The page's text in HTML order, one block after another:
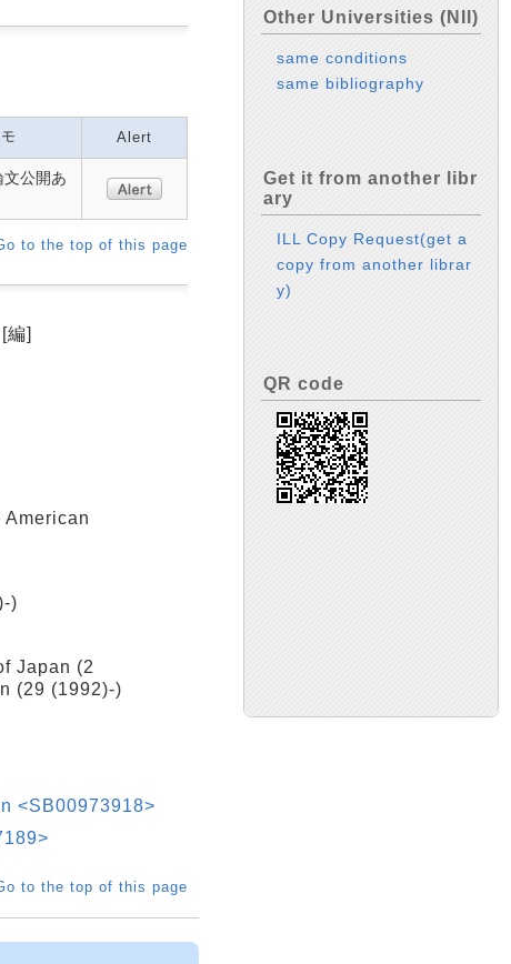
Alert
文公開あ
to the top of this page
編]
)
Japan (2
(29 (1992)-)
<SB00973918>
to the top of this page
Other Universities (NII)
same conditions
same bibliography
Get it from another libr
ary
ILL Copy Request(get a
copy from another librar
y)
QR code